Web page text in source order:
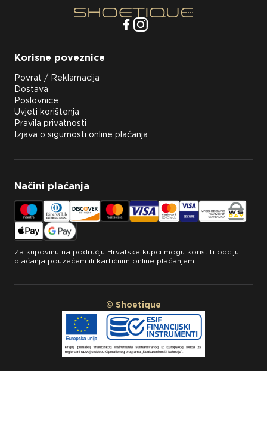
Korisne poveznice
Povrat / Reklamacija
Dostava
Poslovnice
Uvjeti korištenja
Pravila privatnosti
Izjava o sigurnosti online plaćanja
Načini plaćanja
Za kupovinu na području Hrvatske kupci mogu koristiti opciju
plaćanja pouzećem ili kartičnim online plaćanjem.
© Shoetique